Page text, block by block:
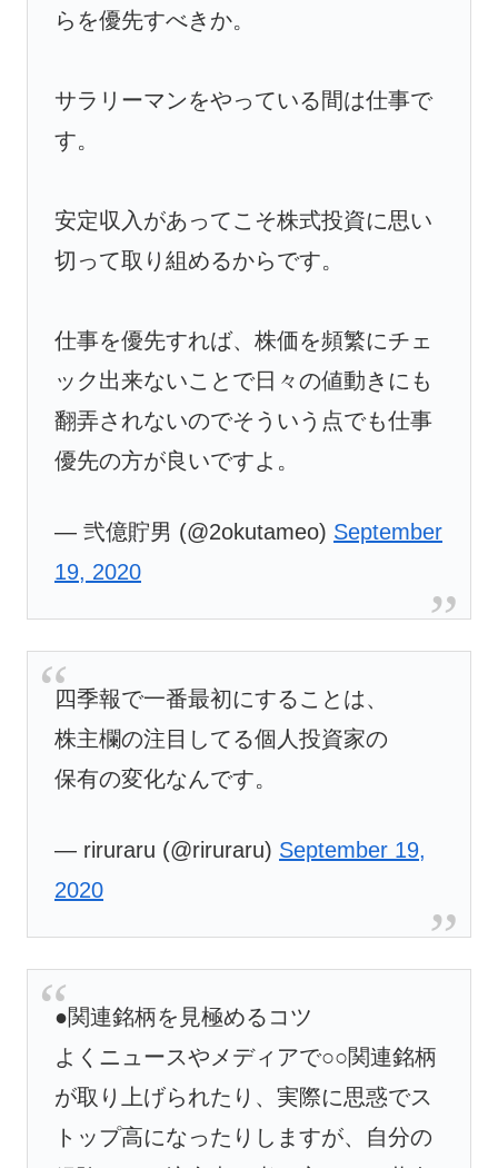
らを優先すべきか。
サラリーマンをやっている間は仕事で
す。
安定収入があってこそ株式投資に思い
切って取り組めるからです。
仕事を優先すれば、株価を頻繁にチェ
ック出来ないことで日々の値動きにも
翻弄されないのでそういう点でも仕事
優先の方が良いですよ。
— 弐億貯男 (@2okutameo) September
19, 2020
四季報で一番最初にすることは、
株主欄の注目してる個人投資家の
保有の変化なんです。
— riruraru (@riruraru) September 19,
2020
●関連銘柄を見極めるコツ
よくニュースやメディアで○○関連銘柄
が取り上げられたり、実際に思惑でス
トップ高になったりしますが、自分の